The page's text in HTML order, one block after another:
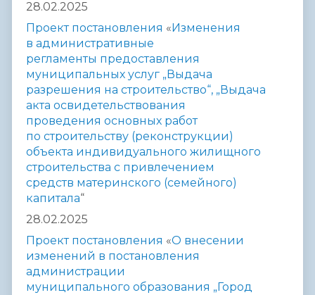
28.02.2025
Проект постановления « Изменения
в административные
регламенты предоставления
муниципальных услуг „Выдача
разрешения на строительство“, „Выдача
акта освидетельствования
проведения основных работ
по строительству (реконструкции)
объекта индивидуального жилищного
строительства с привлечением
средств материнского (семейного)
капитала“
28.02.2025
Проект постановления «О внесении
изменений в постановления
администрации
муниципального образования „Город